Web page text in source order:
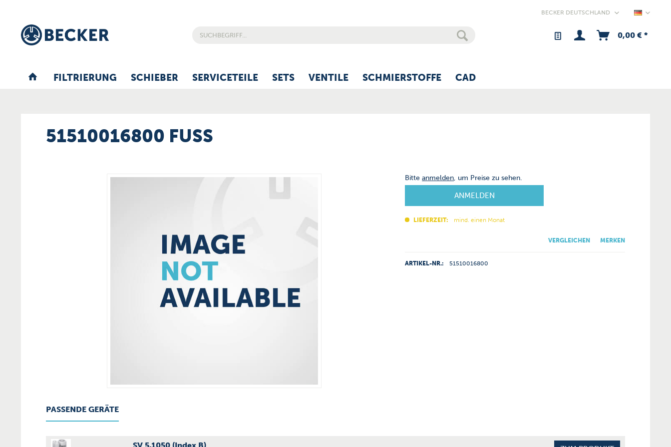
0,00 € *
FILTRIERUNG SCHIEBER SERVICETEILE SETS VENTILE SCHMIERSTOFFE CAD
51510016800 FUSS
Bitteanmelden, um Preise zu sehen.
ANMELDEN
LIEFERZEIT: mind. einen Monat
VERGLEICHEN MERKEN
ARTIKEL-NR.: 51510016800
PASSENDE GERÄTE